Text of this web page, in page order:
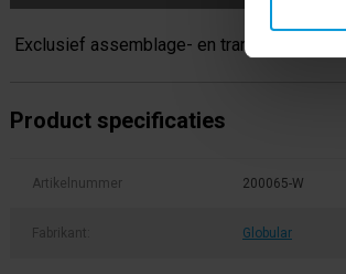
Exclusief assemblage- en transportkosten.
Product specificaties
Artikelnummer 200065-W
Fabrikant: Globular